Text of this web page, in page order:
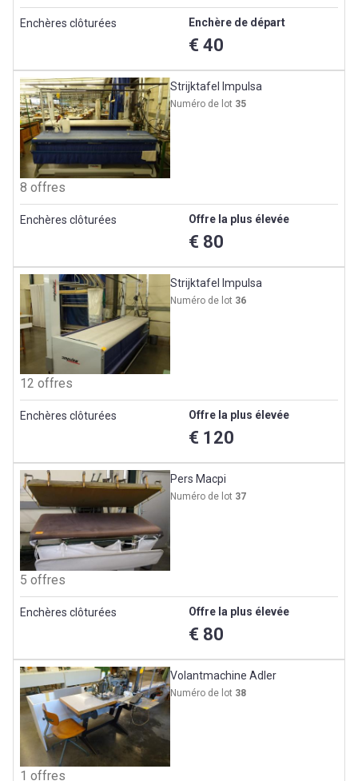
Enchères clôturées Enchère de départ
€ 40
Strijktafel Impulsa
Numéro de lot 35
8 offres
Enchères clôturées Offre la plus élevée
€ 80
Strijktafel Impulsa
Numéro de lot 36
12 offres
Enchères clôturées Offre la plus élevée
€ 120
Pers Macpi
Numéro de lot 37
5 offres
Enchères clôturées Offre la plus élevée
€ 80
Volantmachine Adler
Numéro de lot 38
1 offres